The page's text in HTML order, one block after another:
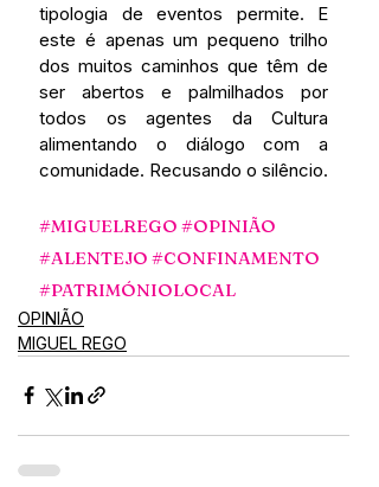
tipologia de eventos permite. E
este é apenas um pequeno trilho
dos muitos caminhos que têm de
ser abertos e palmilhados por
todos os agentes da Cultura
alimentando o diálogo com a
#MIGUELREGO #OPINIÃO
#ALENTEJO #CONFINAMENTO
#PATRIMÓNIOLOCAL
OPINIÃO
MIGUEL REGO